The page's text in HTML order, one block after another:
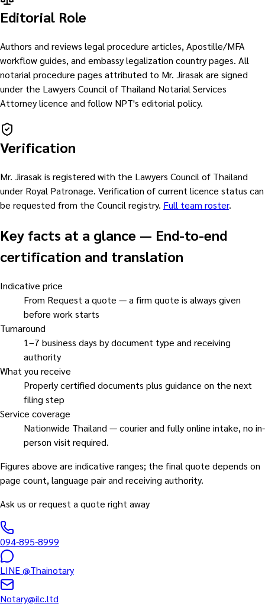
Editorial Role
Authors and reviews legal procedure articles, Apostille/MFA
workflow guides, and embassy legalization country pages. All
notarial procedure pages attributed to Mr. Jirasak are signed
under the Lawyers Council of Thailand Notarial Services
Attorney licence and follow NPT's editorial policy.
Verification
Mr. Jirasak is registered with the Lawyers Council of Thailand
under Royal Patronage. Verification of current licence status can
be requested from the Council registry. Full team roster.
Key facts at a glance — End-to-end
certification and translation
Indicative price
From Request a quote — a firm quote is always given
before work starts
Turnaround
1–7 business days by document type and receiving
authority
What you receive
Properly certified documents plus guidance on the next
filing step
Service coverage
Nationwide Thailand — courier and fully online intake, no in-
person visit required.
Figures above are indicative ranges; the final quote depends on
page count, language pair and receiving authority.
Ask us or request a quote right away
094-895-8999
LINE@Thainotary
Notary@ilc.ltd